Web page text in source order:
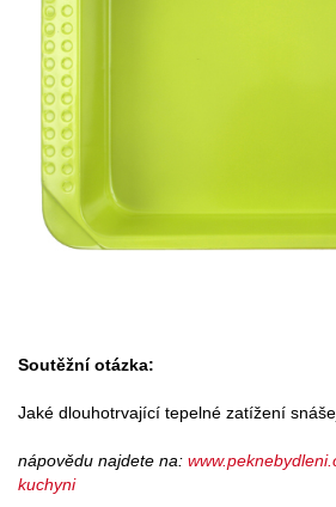
Soutěžní otázka:
Jaké dlouhotrvající tepelné zatížení
nápovědu najdete na:
kuchyni